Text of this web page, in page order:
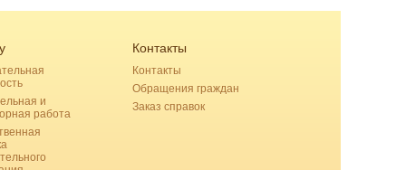
и
работа
Контакты
Контакты
Обращения граждан
Заказ справок